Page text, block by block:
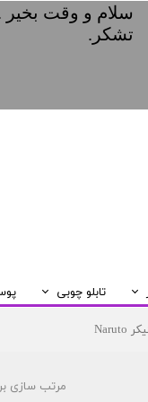
تابلو چوبی
سلام و وقت بخیر
تشکر.
مرتب سازی